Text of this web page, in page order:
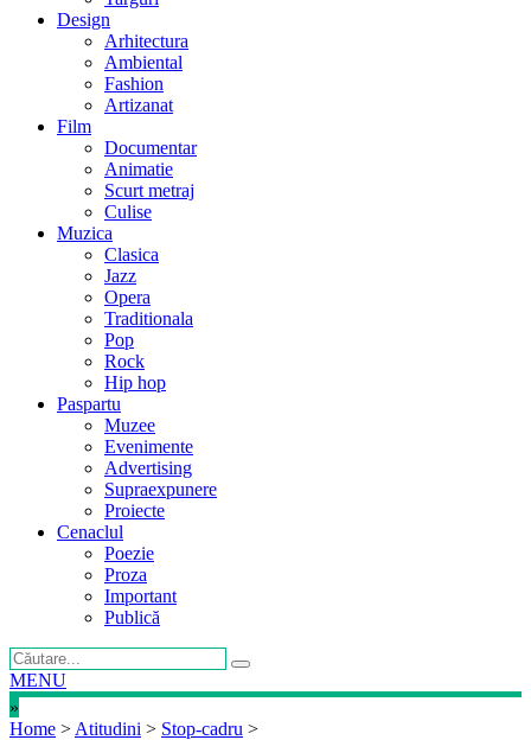
Design
Arhitectura
Ambiental
Fashion
Artizanat
Film
Documentar
Animatie
Scurt metraj
Culise
Muzica
Clasica
Jazz
Opera
Traditionala
Pop
Rock
Hip hop
Paspartu
Muzee
Evenimente
Advertising
Supraexpunere
Proiecte
Cenaclul
Poezie
Proza
Important
Publică
MENU
»
Home > Atitudini > Stop-cadru >